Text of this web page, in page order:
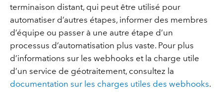
terminaison distant, qui peut être utilisé pour
automatiser d’autres étapes, informer des membres
d’équipe ou passer à une autre étape d’un
processus d’automatisation plus vaste. Pour plus
d’informations sur les webhooks et la charge utile
d’un service de géotraitement, consultez la
documentation sur les charges utiles des webhooks.